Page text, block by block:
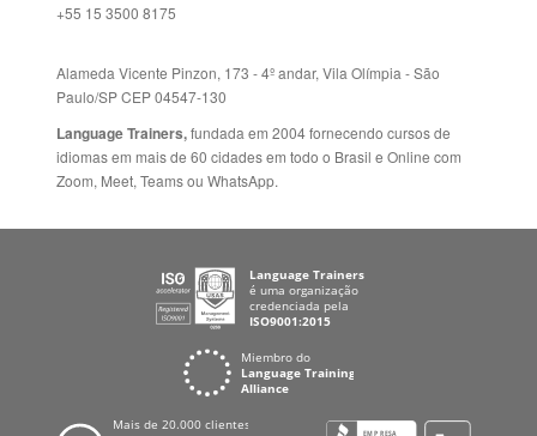
Alameda Vicente Pinzon, 173 - 4º andar, Vila Olímpia - São
Language Trainers,fundada em 2004 fornecendo cursos de
idiomas em mais de 60 cidades em todo o Brasil e Online com